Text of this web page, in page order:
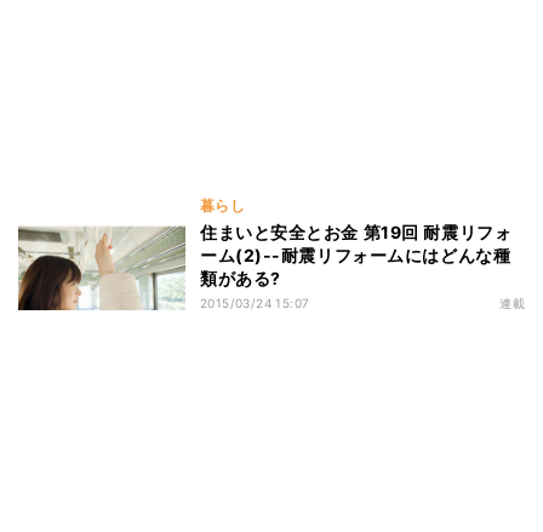
暮らし
住まいと安全とお金 第19回 耐震リフォ
ーム(2)--耐震リフォームにはどんな種
類がある?
2015/03/24 15:07 連載